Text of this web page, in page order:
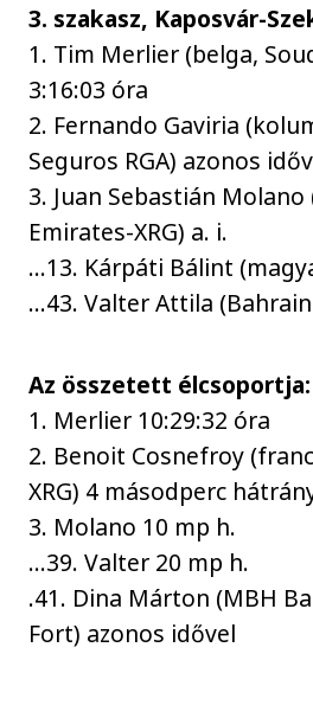
3. szakasz, Kaposvár-
1. Tim Merlier (belga,
3:16:03 óra
2. Fernando Gaviria
Seguros RGA) azonos
3. Juan Sebastián
Emirates-XRG) a. i.
...13. Kárpáti Bálint
...43. Valter Attila
Az összetett élcsoportja:
1. Merlier 10:29:32 óra
2. Benoit Cosnefroy
XRG) 4 másodperc
3. Molano 10 mp h.
...39. Valter 20 mp h.
.41. Dina Márton (MBH
Fort) azonos idővel